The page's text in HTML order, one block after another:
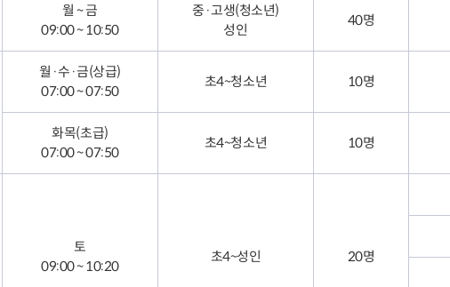
월 ~ 금
09:00 ~ 10:50
중·고생(청소년)
성인
40명
월·수·금(상급)
07:00 ~ 07:50
초4~청소년 10명
화목(초급)
07:00 ~ 07:50
초4~청소년 10명
토
09:00 ~ 10:20
초4~성인 20명